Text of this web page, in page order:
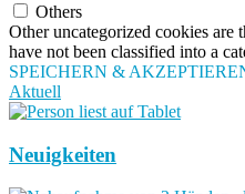
Others
Other uncategorized cookies are
have not been classified into a
SPEICHERN &
Aktuell
Neuigkeiten